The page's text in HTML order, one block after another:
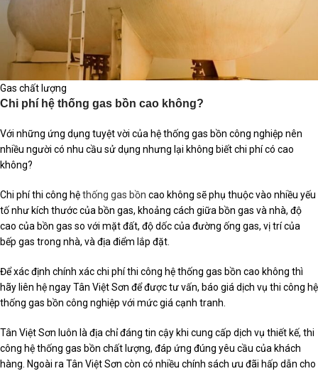
Gas chất lượng
Chi phí hệ thống gas bồn cao không?
Với những ứng dụng tuyệt vời của hệ thống gas bồn công nghiệp nên
nhiều người có nhu cầu sử dụng nhưng lại không biết chi phí có cao
không?
Chi phí thi công hệthống gas bồn cao không sẽ phụ thuộc vào nhiều yếu
tố như kích thước của bồn gas, khoảng cách giữa bồn gas và nhà, độ
cao của bồn gas so với mặt đất, độ dốc của đường ống gas, vị trí của
bếp gas trong nhà, và địa điểm lắp đặt.
Để xác định chính xác chi phí thi công hệ thống gas bồn cao không thì
hãy liên hệ ngay Tân Việt Sơn để được tư vấn, báo giá dịch vụ thi công hệ
thống gas bồn công nghiệp với mức giá cạnh tranh.
Tân Việt Sơn luôn là địa chỉ đáng tin cậy khi cung cấp dịch vụ thiết kế, thi
công hệ thống gas bồn chất lượng, đáp ứng đúng yêu cầu của khách
hàng. Ngoài ra Tân Việt Sơn còn có nhiều chính sách ưu đãi hấp dẫn cho